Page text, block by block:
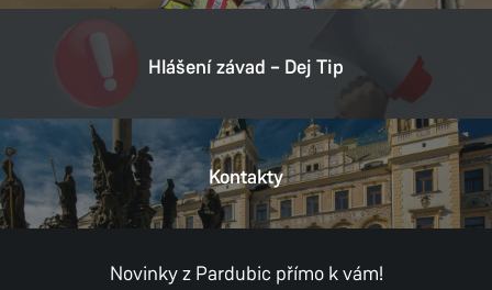
E-mail: posta@mmp.cz
00274046
Provozní doba
Pondělí
8:00–11:00, 12:00–17:00
8:00–11:00, 12:00–17:00
Hlášení závad – Dej Tip
Kontakty
Novinky z Pardubic přímo k vám!